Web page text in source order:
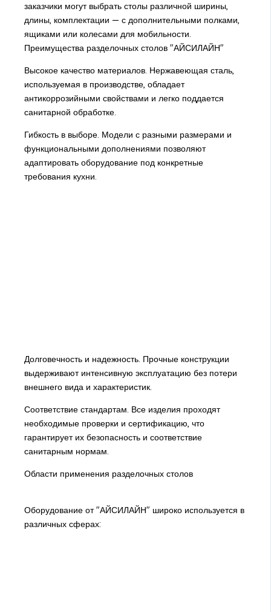
заказчики могут выбрать столы различной ширины,
длины, комплектации — с дополнительными полками,
ящиками или колесами для мобильности.
Преимущества разделочных столов "АЙСИЛАЙН"
Высокое качество материалов. Нержавеющая сталь,
используемая в производстве, обладает
антикоррозийными свойствами и легко поддается
санитарной обработке.
Гибкость в выборе. Модели с разными размерами и
функциональными дополнениями позволяют
адаптировать оборудование под конкретные
требования кухни.
Долговечность и надежность. Прочные конструкции
выдерживают интенсивную эксплуатацию без потери
внешнего вида и характеристик.
Соответствие стандартам. Все изделия проходят
необходимые проверки и сертификацию, что
гарантирует их безопасность и соответствие
санитарным нормам.
Области применения разделочных столов
Оборудование от "АЙСИЛАЙН" широко используется в
различных сферах: